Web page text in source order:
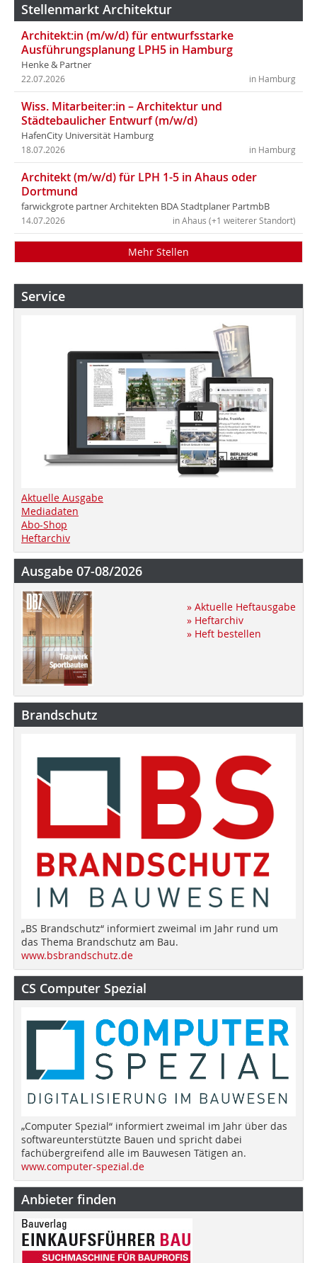
Stellenmarkt Architektur
Architekt:in (m/w/d) für entwurfsstarke
Ausführungsplanung LPH5 in Hamburg
Henke & Partner
in Hamburg
22.07.2026
Wiss. Mitarbeiter:in – Architektur und
Städtebaulicher Entwurf (m/w/d)
HafenCity Universität Hamburg
in Hamburg
18.07.2026
Architekt (m/w/d) für LPH 1-5 in Ahaus oder
Dortmund
farwickgrote partner Architekten BDA Stadtplaner PartmbB
in Ahaus (+1 weiterer Standort)
14.07.2026
Mehr Stellen
Service
Aktuelle Ausgabe
Mediadaten
Abo-Shop
Heftarchiv
Ausgabe 07-08/2026
» Aktuelle Heftausgabe
» Heftarchiv
» Heft bestellen
Brandschutz
„BS Brandschutz“ informiert zweimal im Jahr rund um
das Thema Brandschutz am Bau.
www.bsbrandschutz.de
CS Computer Spezial
„Computer Spezial“ informiert zweimal im Jahr über das
softwareunterstützte Bauen und spricht dabei
fachübergreifend alle im Bauwesen Tätigen an.
www.computer-spezial.de
Anbieter finden